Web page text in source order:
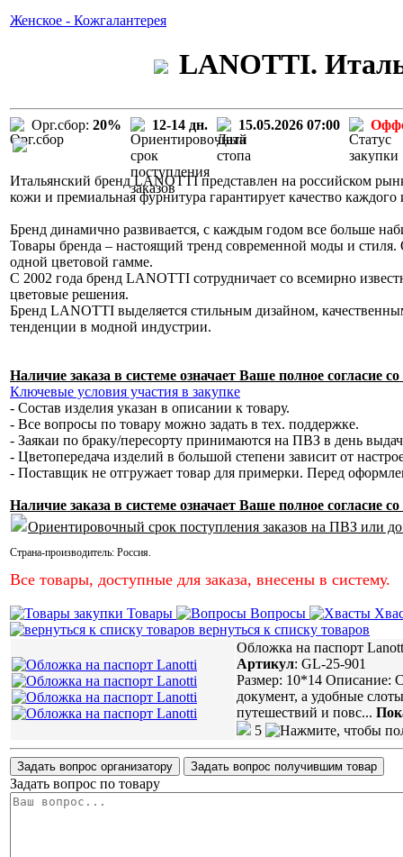
Женское - Кожгалантерея
LANOTTI.
Орг.сбор: 20% 12-14 дн. 15.05.2026 07:00
Итальянский бренд LANOTTI представлен на российском
кожи и премиальная фурнитура гарантирует качество
Бренд динамично развивается, с каждым годом все больше
Товары бренда – настоящий тренд современной моды и
одной цветовой гамме.
С 2002 года бренд LANOTTI сотрудничает со всемирно
цветовые решения.
Бренд LANOTTI выделяется стильным дизайном,
тенденции в модной индустрии.
Наличие заказа в системе означает Ваше полное согласие
Ключевые условия участия в закупке
- Состав изделия указан в описании к товару.
- Все вопросы по товару можно задать в тех. поддержке.
- Заякаи по браку/пересорту принимаются на ПВЗ в день
- Цветопередача изделий в большой степени зависит от
- Поставщик не отгружает товар для примерки. Перед
Наличие заказа в системе означает Ваше полное согласие
Ориентировочный срок поступления заказов на ПВЗ или
Страна-производитель: Россия.
Все товары, доступные для заказа, внесены в систему.
Товары Вопросы
вернуться к списку товаров
Обложка на паспорт
Артикул: GL-25-901
Размер: 10*14 Описание:
документ, а удобные
путешествий и повс...
5
Задать вопрос организатору Задать вопрос получившим товар
Задать вопрос по товару